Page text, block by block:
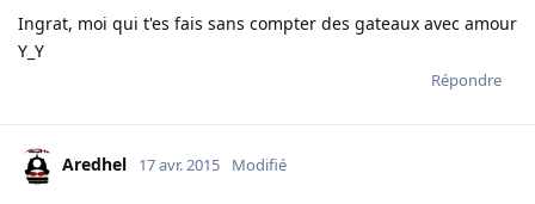
Ingrat, moi qui t'es fais sans compter des gateaux avec amour
Y_Y
Répondre
Aredhel 17 avr. 2015 Modifié